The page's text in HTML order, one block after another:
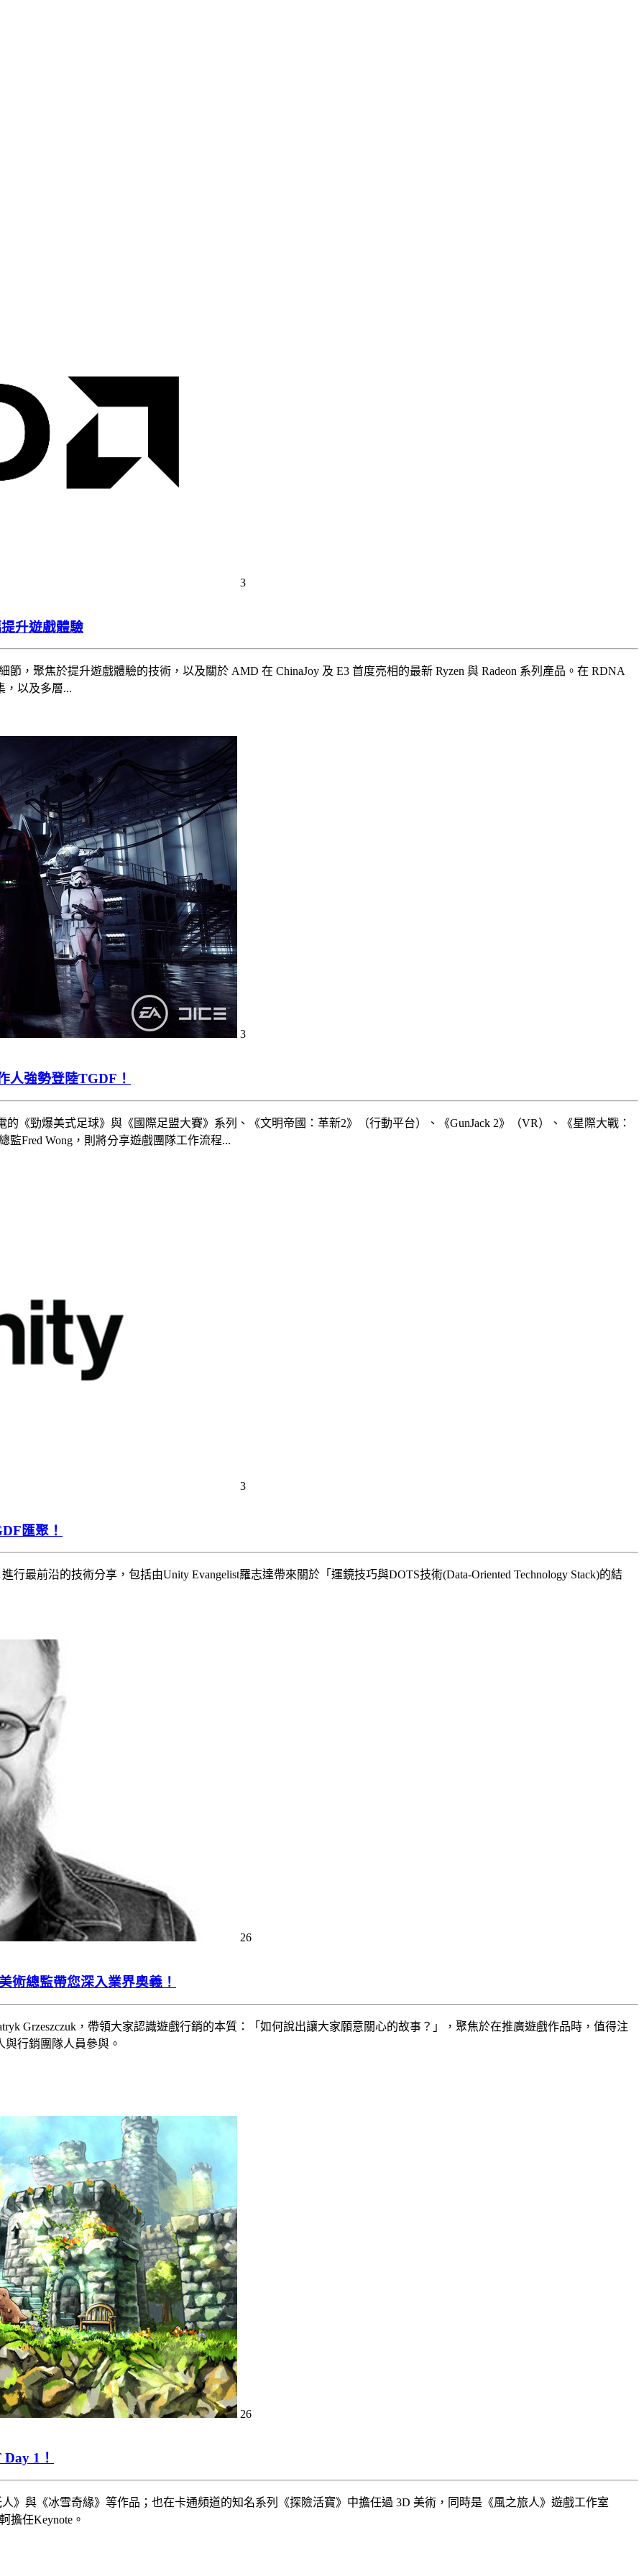
3
升遊戲體驗
，聚焦於提升遊戲體驗的技術，以及關於 AMD 在 ChinaJoy 及 E3 首度亮相的最新 Ryzen 與 Radeon 系列產品。在 RDNA
，以及多層...
3
人強勢登陸TGDF！
《勁爆美式足球》與《國際足盟大賽》系列、《文明帝國：革新2》（行動平台）、《GunJack 2》（VR）、《星際大戰：
Fred Wong，則將分享遊戲團隊工作流程...
3
匯聚！
最前沿的技術分享，包括由Unity Evangelist羅志達帶來關於「運鏡技巧與DOTS技術(Data-Oriented Technology Stack)的結
26
術總監帶您深入業界奧義！
Grzeszczuk，帶領大家認識遊戲行銷的本質：「如何說出讓大家願意關心的故事？」，聚焦於在推廣遊戲作品時，值得注
行銷團隊人員參與。
26
1！
》與《冰雪奇緣》等作品；也在卡通頻道的知名系列《探險活寶》中擔任過 3D 美術，同時是《風之旅人》遊戲工作室
擔任Keynote。